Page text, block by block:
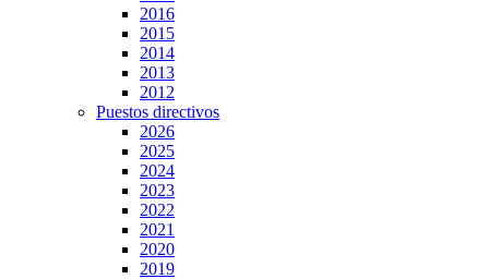
2016
2015
2014
2013
2012
Puestos directivos
2026
2025
2024
2023
2022
2021
2020
2019